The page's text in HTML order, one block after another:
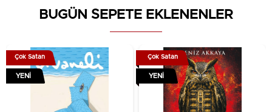
Editör:Müptela Ajans
Dizgi & Mizanpaj: Müptela Ajans
Kapak Tasarımı: Müptela Ajans
BUGÜN SEPETE EKLENENLER
Çok Satan
YENI
Çok Satan
YENI